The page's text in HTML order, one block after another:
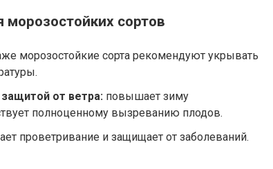
сортов
морозостойкие сорта рекомендуют укрывать
от ветра: повышает зиму
полноценному вызреванию плодов.
проветривание и защищает от заболеваний.